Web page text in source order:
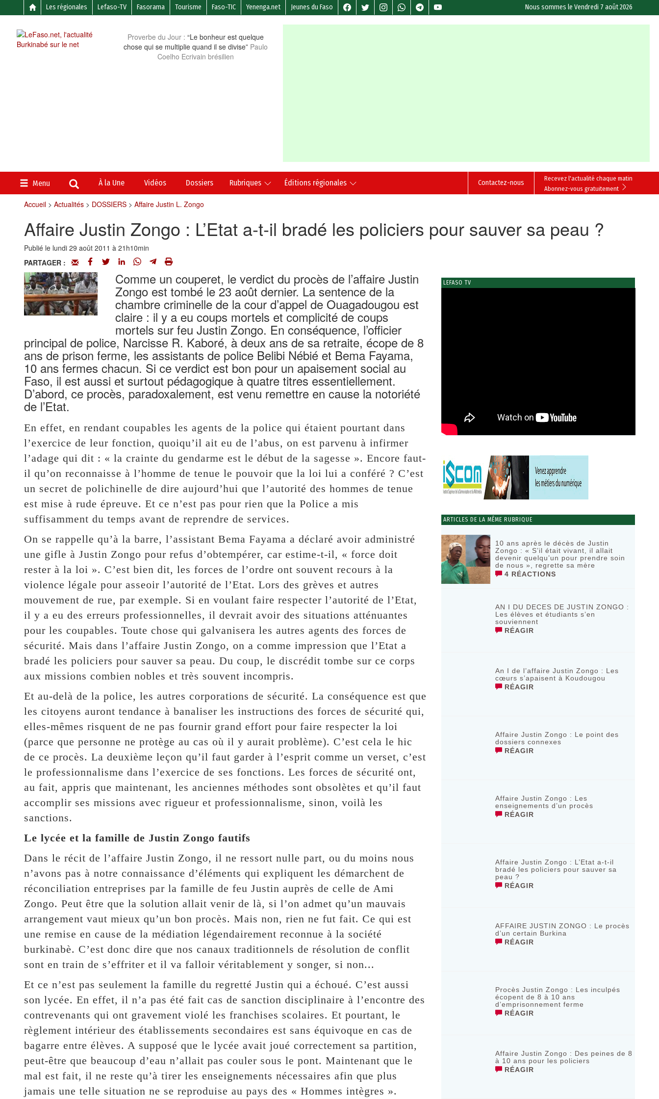
Les régionales Lefaso-TV Fasorama Tourisme Faso-TIC Yenenga.net Jeunes du Faso Nous sommes leVendredi 7 août 2026
Proverbe du Jour : “Le bonheur est quelque
chose qui se multiplie quand il se divise” Paulo
Coelho Ecrivain brésilien
Menu À la Une Vidéos Dossiers Rubriques Éditions régionales
Recevez l'actualité chaque matin
Abonnez-vous gratuitement
Contactez-nous
Accueil> Actualités> DOSSIERS> Affaire Justin L. Zongo
Affaire Justin Zongo : L’Etat a-t-il bradé les policiers pour sauver sa peau ?
Publié le lundi 29 août 2011 à 21h10min
PARTAGER :
Comme un couperet, le verdict du procès de l’affaire Justin
Zongo est tombé le 23 août dernier. La sentence de la
chambre criminelle de la cour d’appel de Ouagadougou est
claire : il y a eu coups mortels et complicité de coups
mortels sur feu Justin Zongo. En conséquence, l’officier
principal de police, Narcisse R. Kaboré, à deux ans de sa retraite, écope de 8
ans de prison ferme, les assistants de police Belibi Nébié et Bema Fayama,
10 ans fermes chacun. Si ce verdict est bon pour un apaisement social au
Faso, il est aussi et surtout pédagogique à quatre titres essentiellement.
D’abord, ce procès, paradoxalement, est venu remettre en cause la notoriété
de l’Etat.
En effet, en rendant coupables les agents de la police qui étaient pourtant dans
l’exercice de leur fonction, quoiqu’il ait eu de l’abus, on est parvenu à infirmer
l’adage qui dit : « la crainte du gendarme est le début de la sagesse ». Encore faut-
il qu’on reconnaisse à l’homme de tenue le pouvoir que la loi lui a conféré ? C’est
un secret de polichinelle de dire aujourd’hui que l’autorité des hommes de tenue
est mise à rude épreuve. Et ce n’est pas pour rien que la Police a mis
suffisamment du temps avant de reprendre de services.
On se rappelle qu’à la barre, l’assistant Bema Fayama a déclaré avoir administré
une gifle à Justin Zongo pour refus d’obtempérer, car estime-t-il, « force doit
rester à la loi ». C’est bien dit, les forces de l’ordre ont souvent recours à la
violence légale pour asseoir l’autorité de l’Etat. Lors des grèves et autres
mouvement de rue, par exemple. Si en voulant faire respecter l’autorité de l’Etat,
il y a eu des erreurs professionnelles, il devrait avoir des situations atténuantes
pour les coupables. Toute chose qui galvanisera les autres agents des forces de
sécurité. Mais dans l’affaire Justin Zongo, on a comme impression que l’Etat a
bradé les policiers pour sauver sa peau. Du coup, le discrédit tombe sur ce corps
aux missions combien nobles et très souvent incompris.
Et au-delà de la police, les autres corporations de sécurité. La conséquence est que
les citoyens auront tendance à banaliser les instructions des forces de sécurité qui,
elles-mêmes risquent de ne pas fournir grand effort pour faire respecter la loi
(parce que personne ne protège au cas où il y aurait problème). C’est cela le hic
de ce procès. La deuxième leçon qu’il faut garder à l’esprit comme un verset, c’est
le professionnalisme dans l’exercice de ses fonctions. Les forces de sécurité ont,
au fait, appris que maintenant, les anciennes méthodes sont obsolètes et qu’il faut
accomplir ses missions avec rigueur et professionnalisme, sinon, voilà les
sanctions.
Le lycée et la famille de Justin Zongo fautifs
Dans le récit de l’affaire Justin Zongo, il ne ressort nulle part, ou du moins nous
n’avons pas à notre connaissance d’éléments qui expliquent les démarchent de
réconciliation entreprises par la famille de feu Justin auprès de celle de Ami
Zongo. Peut être que la solution allait venir de là, si l’on admet qu’un mauvais
arrangement vaut mieux qu’un bon procès. Mais non, rien ne fut fait. Ce qui est
une remise en cause de la médiation légendairement reconnue à la société
burkinabè. C’est donc dire que nos canaux traditionnels de résolution de conflit
sont en train de s’effriter et il va falloir véritablement y songer, si non...
Et ce n’est pas seulement la famille du regretté Justin qui a échoué. C’est aussi
son lycée. En effet, il n’a pas été fait cas de sanction disciplinaire à l’encontre des
contrevenants qui ont gravement violé les franchises scolaires. Et pourtant, le
règlement intérieur des établissements secondaires est sans équivoque en cas de
bagarre entre élèves. A supposé que le lycée avait joué correctement sa partition,
peut-être que beaucoup d’eau n’allait pas couler sous le pont. Maintenant que le
mal est fait, il ne reste qu’à tirer les enseignements nécessaires afin que plus
jamais une telle situation ne se reproduise au pays des « Hommes intègres ».
LEFASO TV
ARTICLES DE LA MÊME RUBRIQUE
10 ans après le décès de Justin
Zongo : « S’il était vivant, il allait
devenir quelqu’un pour prendre soin
de nous », regrette sa mère
4 RÉACTIONS
AN I DU DECES DE JUSTIN ZONGO :
Les élèves et étudiants s’en
souviennent
RÉAGIR
An I de l’affaire Justin Zongo : Les
cœurs s’apaisent à Koudougou
RÉAGIR
Affaire Justin Zongo : Le point des
dossiers connexes
RÉAGIR
Affaire Justin Zongo : Les
enseignements d’un procès
RÉAGIR
Affaire Justin Zongo : L’Etat a-t-il
bradé les policiers pour sauver sa
peau ?
RÉAGIR
AFFAIRE JUSTIN ZONGO : Le procès
d’un certain Burkina
RÉAGIR
Procès Justin Zongo : Les inculpés
écopent de 8 à 10 ans
d’emprisonnement ferme
RÉAGIR
Affaire Justin Zongo : Des peines de 8
à 10 ans pour les policiers
RÉAGIR